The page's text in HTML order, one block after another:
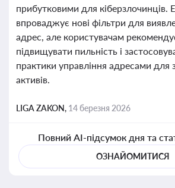
прибутковими для кіберзлочинців.
впроваджує нові фільтри для
адрес, але користувачам
підвищувати пильність і
практики управління адресами для
активів.
LIGA ZAKON, 14 березня 2026
Повний AI-підсумок дня та
ОЗНАЙОМИТИСЯ